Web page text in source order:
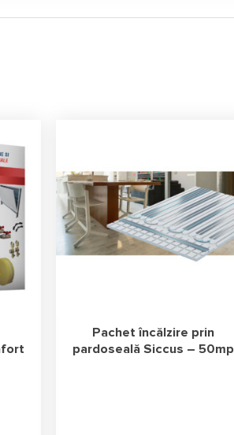
Pachet încălzire prin
pardoseală Siccus – 50mp